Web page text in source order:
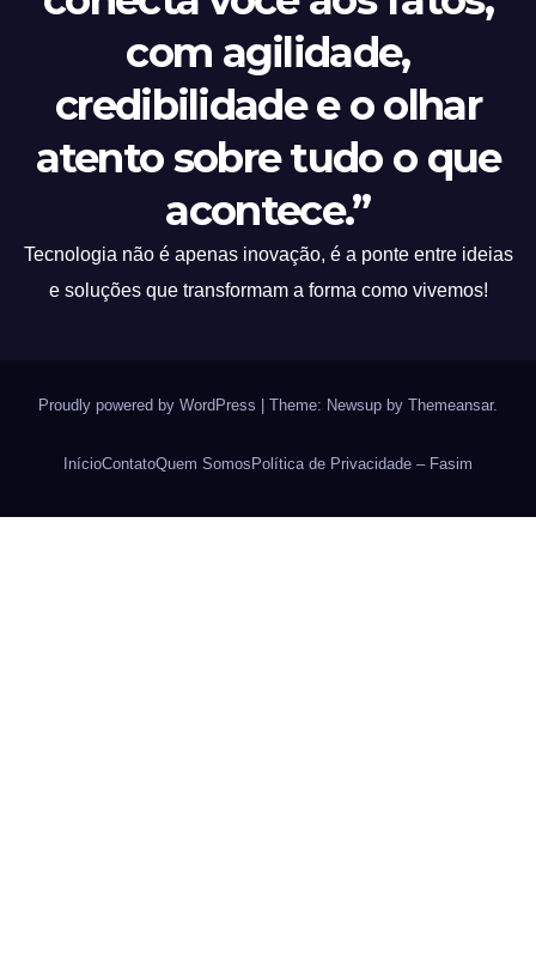
com agilidade,
credibilidade e o olhar
atento sobre tudo o que
acontece.”
Tecnologia não é apenas inovação, é a ponte entre ideias
e soluções que transformam a forma como vivemos!
Proudly powered by WordPress Theme: Newsup by Themeansar.
InícioContatoQuem SomosPolítica de Privacidade – Fasim